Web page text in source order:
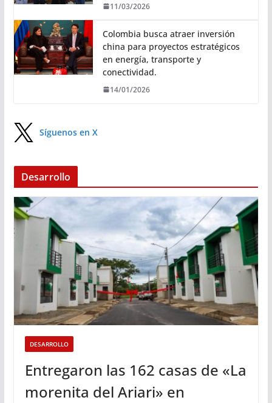
11/03/2026
Colombia busca atraer inversión
china para proyectos estratégicos
en energía, transporte y
conectividad.
14/01/2026
Síguenos en X
Desarrollo
DESARROLLO
Entregaron las 162 casas de «La
morenita del Ariari» en